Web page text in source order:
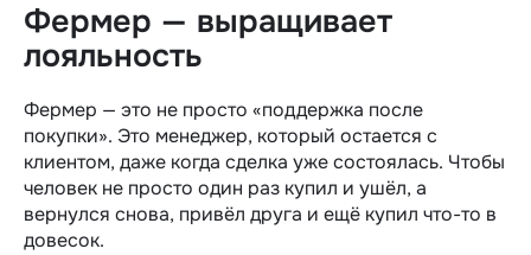
Фермер — выращивает
лояльность
Фермер — это не просто «поддержка после
покупки». Это менеджер, который остается с
клиентом, даже когда сделка уже состоялась. Чтобы
человек не просто один раз купил и ушёл, а
вернулся снова, привёл друга и ещё купил что-то в
довесок.